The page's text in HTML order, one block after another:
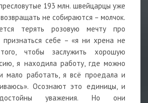
193 млн. швейцарцы уже
не собираются – молчок.
терять розовую мечту про
признаться себе – «я ни хрена не
чтобы заслужить хорошую
я находила работу, где можно
мало работать, я всё проедала и
Осознают это единицы, и
уважения. Но они